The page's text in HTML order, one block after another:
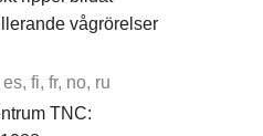
vågrörelser
fi, fr, no, ru
TNC: